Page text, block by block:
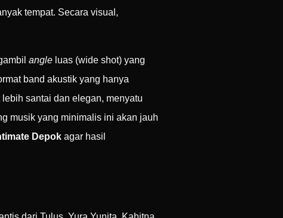
tempat. Secara visual,
angle luas (wide shot) yang
band akustik yang hanya
santai dan elegan, menyatu
musik yang minimalis ini akan jauh
Depok agar hasil